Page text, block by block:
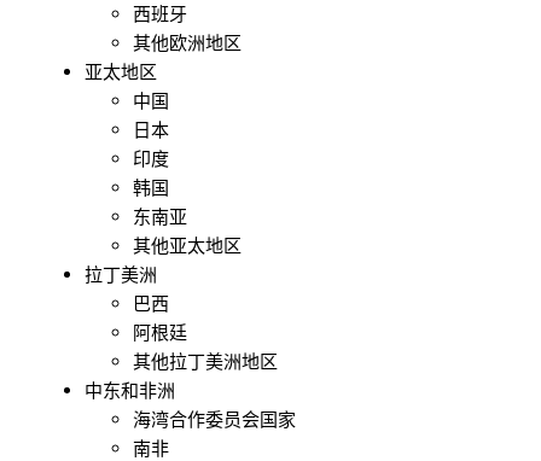
西班牙
其他欧洲地区
亚太地区
中国
日本
印度
韩国
东南亚
其他亚太地区
拉丁美洲
巴西
阿根廷
其他拉丁美洲地区
中东和非洲
海湾合作委员会国家
南非